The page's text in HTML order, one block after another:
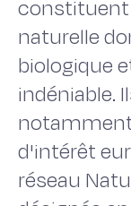
naturelle
biologique
indéniable.
d'intérêt
réseau